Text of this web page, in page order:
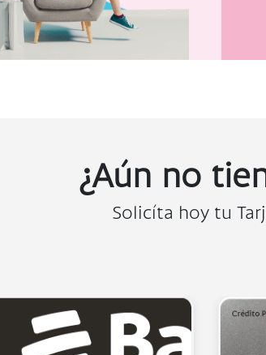
¿Aún no
Solicíta hoy tu